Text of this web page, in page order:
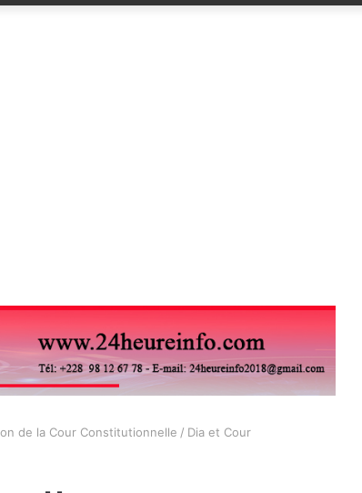
de la Cour Constitutionnelle / Dia et Cour